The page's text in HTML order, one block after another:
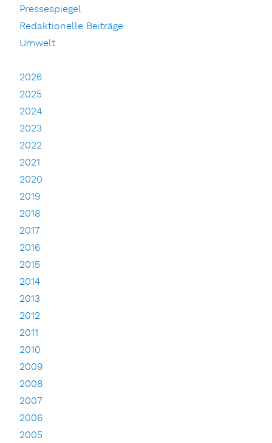
Pressespiegel
Redaktionelle Beiträge
Umwelt
2026
2025
2024
2023
2022
2021
2020
2019
2018
2017
2016
2015
2014
2013
2012
2011
2010
2009
2008
2007
2006
2005